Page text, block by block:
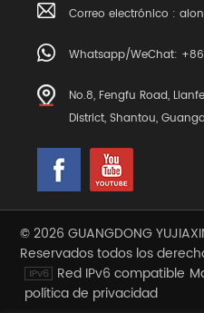
Correo electrónico :
Whatsapp/WeChat:
No.8, Fengfu Road,
District, Shantou,
© 2026 GUANGDONG
Reservados todos los
Red IPv6 compatible
política de privacidad